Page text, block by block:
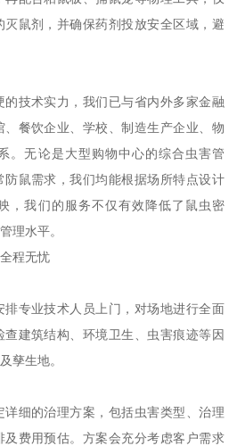
鼠剂，并确保药剂投放安全区域，避
技术实力，我们已与省内外多家金融
餐饮企业、学校、制造生产企业、物
。无论是大型购物中心的综合虫害管
鼠需求，我们均能根据场所特点设计
，我们的服务不仅有效降低了鼠虫密
理水平。
程无忧
专业技术人员上门，对场地进行全面
建筑结构、环境卫生、虫害痕迹等因
孳生地。
细的治理方案，包括虫害类型、治理
费用预估。方案会充分考虑客户需求